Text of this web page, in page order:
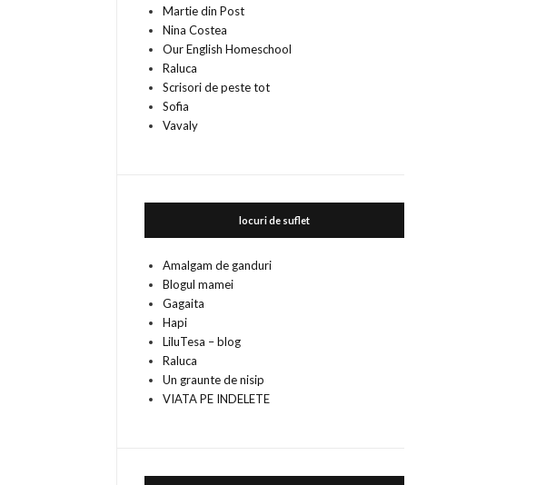
Martie din Post
Nina Costea
Our English Homeschool
Raluca
Scrisori de peste tot
Sofia
Vavaly
locuri de suflet
Amalgam de ganduri
Blogul mamei
Gagaita
Hapi
LiluTesa – blog
Raluca
Un graunte de nisip
VIATA PE INDELETE